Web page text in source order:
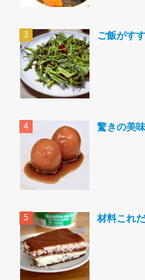
ご飯がす
驚きの美
材料これ